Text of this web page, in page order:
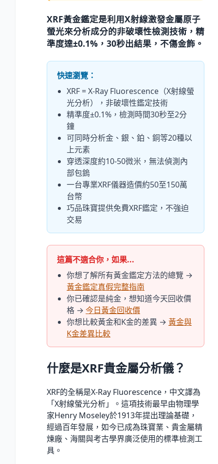
XRF黃金鑑定是利用X射線激發金屬原子
螢光來分析成分的非破壞性檢測技術，精
準度達±0.1%，30秒出結果，不傷金飾。
快速瀏覽：
XRF = X-Ray Fluorescence（X射線螢
光分析），非破壞性鑑定技術
精準度±0.1%，檢測時間30秒至2分
鐘
可同時分析金、銀、鉑、銅等20種以
上元素
穿透深度約10-50微米，無法偵測內
部包鎢
一台專業XRF儀器造價約50至150萬
台幣
巧品珠寶提供免費XRF鑑定，不強迫
交易
這篇不適合你，如果...
你想了解所有黃金鑑定方法的總覽 →
黃金鑑定真假完整指南
你已確認是純金，想知道今天回收價
格 → 今日黃金回收價
你想比較黃金和K金的差異 → 黃金與
K金差異比較
什麼是XRF貴金屬分析儀？
XRF的全稱是X-Ray Fluorescence，中文譯為
「X射線螢光分析」。這項技術最早由物理學
家Henry Moseley於1913年提出理論基礎，
經過百年發展，如今已成為珠寶業、貴金屬精
煉廠、海關與考古學界廣泛使用的標準檢測工
具。